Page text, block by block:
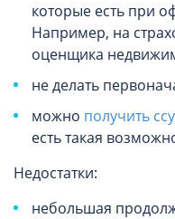
которые есть при
Например, на
оценщика
не делать
можно получить
есть такая
Недостатки:
небольшая